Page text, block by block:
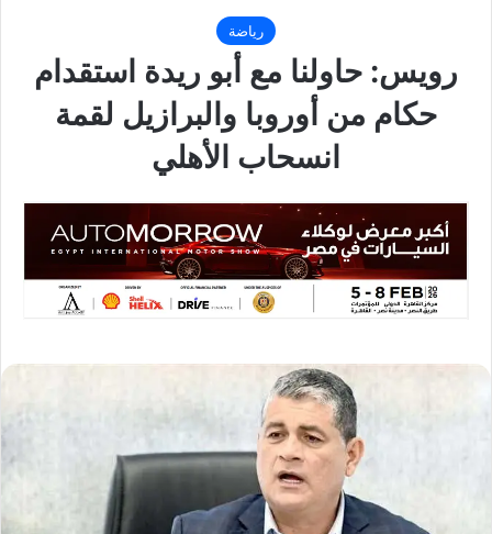
رياضة
رويس: حاولنا مع أبو ريدة استقدام
حكام من أوروبا والبرازيل لقمة
انسحاب الأهلي